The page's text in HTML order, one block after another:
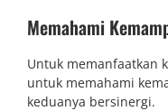
Memahami
Untuk memanfaatkan
untuk memahami
keduanya bersinergi.